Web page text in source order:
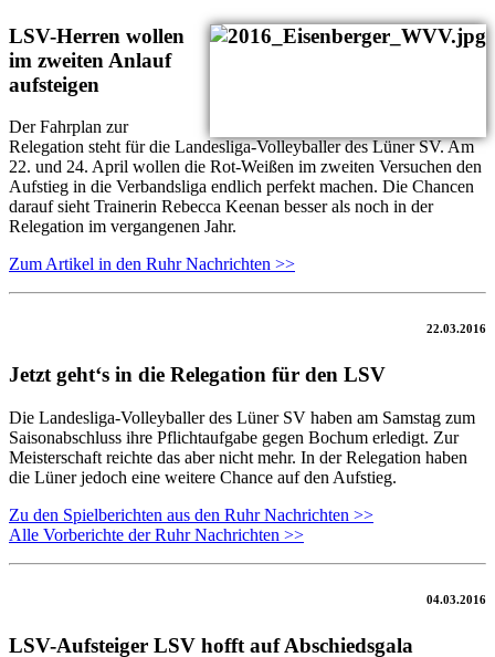
LSV-Herren wollen
im zweiten Anlauf
aufsteigen
Der Fahrplan zur
Relegation steht für die Landesliga-Volleyballer des Lüner SV. Am
22. und 24. April wollen die Rot-Weißen im zweiten Versuchen den
Aufstieg in die Verbandsliga endlich perfekt machen. Die Chancen
darauf sieht Trainerin Rebecca Keenan besser als noch in der
Relegation im vergangenen Jahr.
Zum Artikel in den Ruhr Nachrichten >>
22.03.2016
Jetzt geht‘s in die Relegation für den LSV
Die Landesliga-Volleyballer des Lüner SV haben am Samstag zum
Saisonabschluss ihre Pflichtaufgabe gegen Bochum erledigt. Zur
Meisterschaft reichte das aber nicht mehr. In der Relegation haben
die Lüner jedoch eine weitere Chance auf den Aufstieg.
Zu den Spielberichten aus den Ruhr Nachrichten >>
Alle Vorberichte der Ruhr Nachrichten >>
04.03.2016
LSV-Aufsteiger LSV hofft auf Abschiedsgala